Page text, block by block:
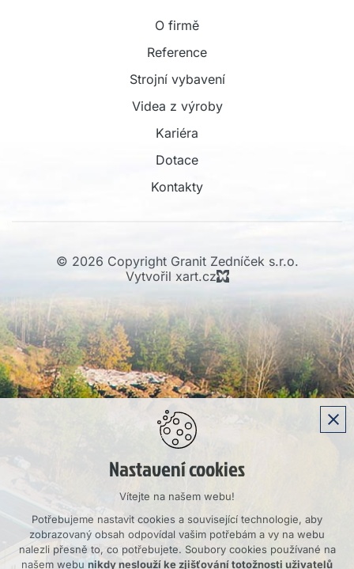
O firmě
Reference
Strojní vybavení
Videa z výroby
Kariéra
Dotace
Kontakty
© 2026 Copyright Granit Zedníček s.r.o.
Vytvořil xart.cz
Nastavení cookies
Vítejte na našem webu!
Potřebujeme nastavit cookies a související technologie, aby
zobrazovaný obsah odpovídal vašim potřebám a vy na webu
nalezli přesně to, co potřebujete. Soubory cookies používané na
našem webu nikdy neslouží ke zjišťování totožnosti uživatelů